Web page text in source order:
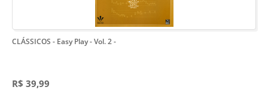
CLÁSSICOS - Easy Play - Vol. 2-
R$ 39,99